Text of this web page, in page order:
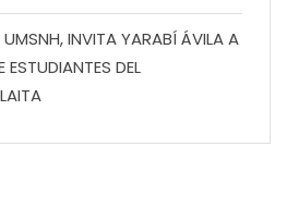
UMSNH, INVITA YARABÍ ÁVILA A
ESTUDIANTES DEL